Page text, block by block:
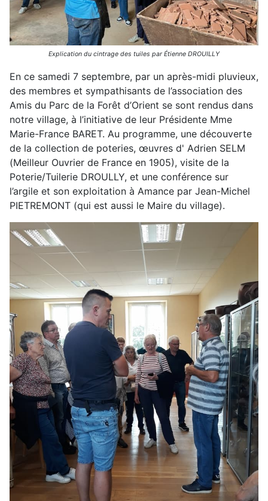
Explication du cintrage des tuiles par Étienne DROUILLY
En ce samedi 7 septembre, par un après-midi pluvieux,
des membres et sympathisants de l’association des
Amis du Parc de la Forêt d’Orient se sont rendus dans
notre village, à l’initiative de leur Présidente Mme
Marie-France BARET. Au programme, une découverte
de la collection de poteries, œuvres d' Adrien SELM
(Meilleur Ouvrier de France en 1905), visite de la
Poterie/Tuilerie DROULLY, et une conférence sur
l’argile et son exploitation à Amance par Jean-Michel
PIETREMONT (qui est aussi le Maire du village).